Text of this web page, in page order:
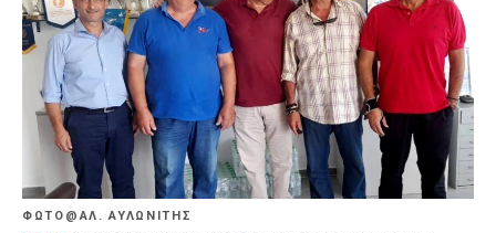
ΦΩΤΟ@ΑΛ. ΑΥΛΩΝΙΤΗΣ